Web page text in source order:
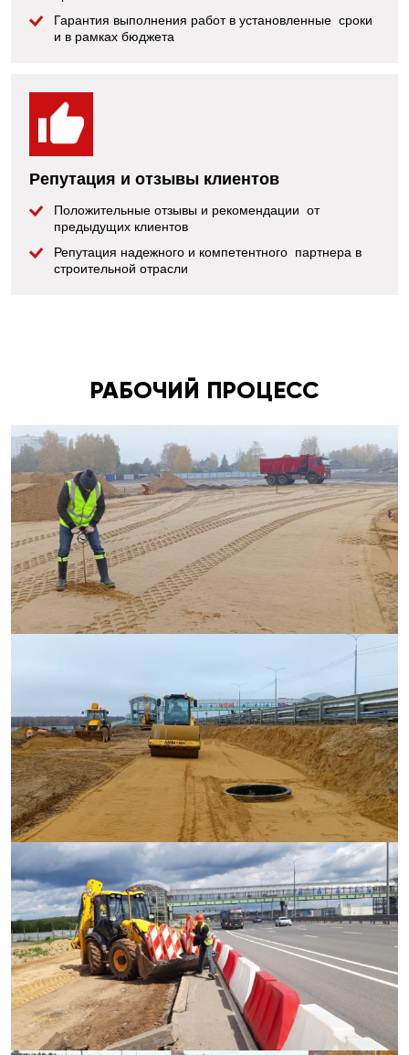
Гарантия выполнения работ в установленные сроки
и в рамках бюджета
Репутация и отзывы клиентов
Положительные отзывы и рекомендации от
предыдущих клиентов
Репутация надежного и компетентного партнера в
строительной отрасли
РАБОЧИЙ ПРОЦЕСС